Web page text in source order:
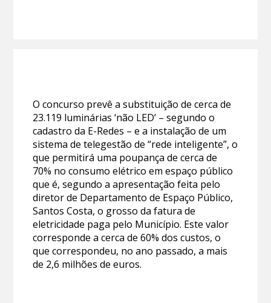
O concurso prevê a substituição de cerca de
23.119 luminárias ‘não LED’ – segundo o
cadastro da E-Redes – e a instalação de um
sistema de telegestão de “rede inteligente”, o
que permitirá uma poupança de cerca de
70% no consumo elétrico em espaço público
que é, segundo a apresentação feita pelo
diretor de Departamento de Espaço Público,
Santos Costa, o grosso da fatura de
eletricidade paga pelo Município. Este valor
corresponde a cerca de 60% dos custos, o
que correspondeu, no ano passado, a mais
de 2,6 milhões de euros.